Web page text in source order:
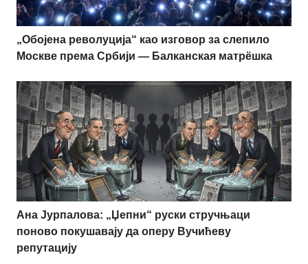
„Обојена револуција“ као изговор за слепило
Москве према Србији — Балканская матрёшка
Ана Јурпалова: „Џепни“ руски стручњаци
поново покушавају да оперу Вучићеву
репутацију